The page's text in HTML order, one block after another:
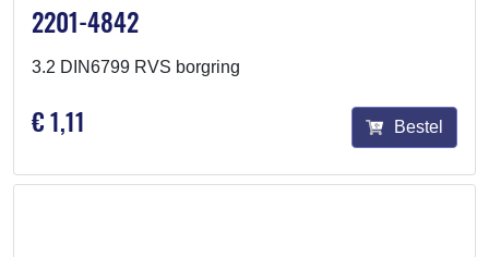
2201-4842
3.2 DIN6799 RVS borgring
€ 1,11 Bestel